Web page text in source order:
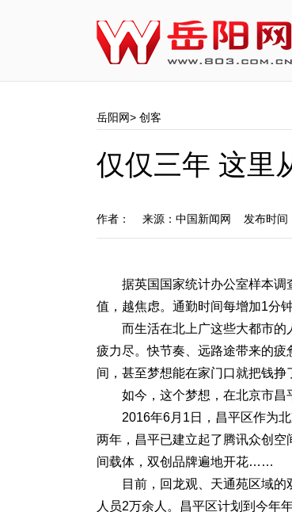
岳阳网> 创客
仅仅三年 这里
作者： 来源：中国新闻网 发布时间
据英国国家统计办公室样本
值，越焦虑。通勤时间每增加1分
而生活在北上广这些大都市
疲力尽。快节奏、远路途带来的
间，甚至梦想能在家门口就把钱挣
如今，这个梦想，在北京市昌
2016年6月1日，昌平区作为
两年，昌平已建立起了腾讯众创空
间载体，双创品牌遍地开花……
目前，回龙观、天通苑区域
人员2万余人。昌平区计划到今年